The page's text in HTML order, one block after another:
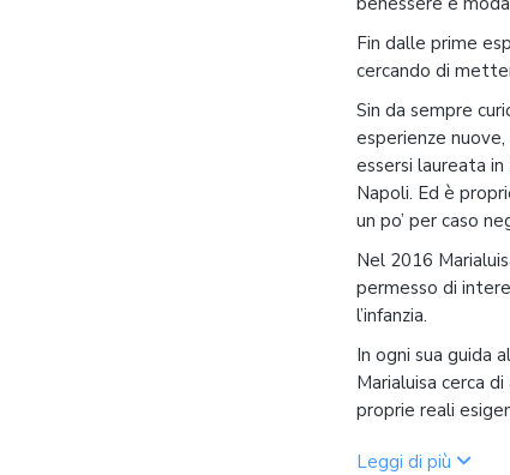
Fin dalle prime
cercando di
Sin da sempre
esperienze
essersi laureata
Napoli. Ed è
un po’ per caso
Nel 2016
permesso di
l’infanzia.
In ogni sua guida
Marialuisa cerca
proprie reali
Leggi di più